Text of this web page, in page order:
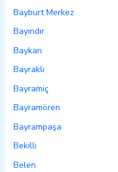
Bayburt Merkez
Bayındır
Baykan
Bayraklı
Bayramiç
Bayramören
Bayrampaşa
Bekilli
Belen